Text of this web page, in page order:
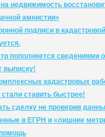
недвижимость
амнистии»
подписи в
пополняется сведениями
выписку!
кадастровых
ставить быстрее!
сделку не проверив
в ЕГРН и «лишние